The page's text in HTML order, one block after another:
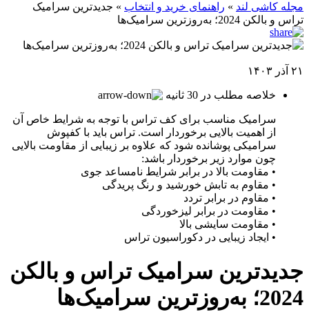
مجله کاشی لند » راهنمای خرید و انتخاب » جدیدترین سرامیک
تراس و بالکن 2024؛ به‌روز‌ترین سرامیک‌ها
۲۱ آذر ۱۴۰۳
خلاصه مطلب در 30 ثانیه
سرامیک مناسب برای کف تراس با توجه به شرایط خاص آن
از اهمیت بالایی برخوردار است. تراس باید با کفپوش
سرامیکی پوشانده شود که علاوه بر زیبایی از مقاومت بالایی
چون موارد زیر برخوردار باشد:
• مقاومت بالا در برابر شرایط نامساعد جوی
• مقاوم به تابش خورشید و رنگ پریدگی
• مقاوم در برابر تردد
• مقاومت در برابر لیزخوردگی
• مقاومت سایشی بالا
• ایجاد زیبایی در دکوراسیون تراس
جدیدترین سرامیک تراس و بالکن
2024؛ به‌روز‌ترین سرامیک‌ها